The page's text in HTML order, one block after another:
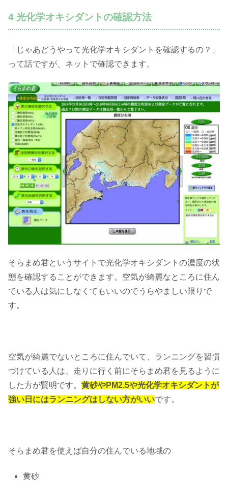
4 光化学オキシダントの確認方法
「じゃあどうやって光化学オキシダントを確認するの？」
って話ですが、ネットで確認できます。
そらまめ君というサイトで光化学オキシダントの濃度の状
態を確認することができます。空気が綺麗なところに住ん
でいる人は気にしなくてもいいのでうらやましい限りで
す。
空気が綺麗でないところに住んでいて、ランニングを習慣
づけている人は、走りに行く前にそらまめ君を見るように
した方が賢明です。 黄砂やPM2.5や光化学オキシダントが
強い日にはランニングはしない方がいいです。
そらまめ君を使えば自分の住んでいる地域の
黄砂